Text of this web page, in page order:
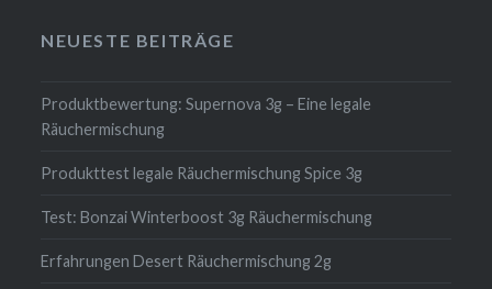
NEUESTE BEITRÄGE
Produktbewertung: Supernova 3g – Eine legale
Räuchermischung
Produkttest legale Räuchermischung Spice 3g
Test: Bonzai Winterboost 3g Räuchermischung
Erfahrungen Desert Räuchermischung 2g